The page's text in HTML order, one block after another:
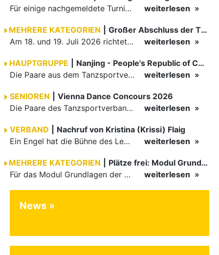
Für einige nachgemeldete Turniere im 2 Halbjahr sucht der ZWE noch Wertungsrichter.
weiterlesen
MEHRERE KATEGORIEN
Großer Abschluss der TBW-Trophy in Weinheim
Am 18. und 19. Juli 2026 richtete die Tanzsportabteilung (TSA) der TSG 1862 Weinheim das Abschlussturnier der diesjährigen TBW-Trophy-Serie aus. Zum traditionellen Saisonfinale kamen rund 400 Starts über…
weiterlesen
HAUPTGRUPPE
Nanjing - People's Republic of China
Die Paare aus dem Tanzsportverband Baden-Württemberg (TBW) haben beim hochklassig besetzten WDSF GrandSlam im chinesischen Nanjing wieder einmal auf internationalem Top-Niveau geglänzt. Das…
weiterlesen
SENIOREN
Vienna Dance Concours 2026
Die Paare des Tanzsportverbandes Baden-Württemberg (TBW) glänzten auf dem internationalen Parkett des Vienna Dance Concourse 2026 im Wiener Rathaus mit hervorragenden Platzierungen Ergebnisse unter: …
weiterlesen
VERBAND
Nachruf von Kristina (Krissi) Flaig
Ein Engel hat die Bühne des Lebens verlassen. Viel zu früh, plötzlich und für uns alle unfassbar, wurde unsere geliebte Kristina (Krissi) Flaig im Alter von 36 Jahren aus dem Leben gerissen. Das Tanzen…
weiterlesen
MEHRERE KATEGORIEN
Plätze frei: Modul Grundlagen
Für das Modul Grundlagen der Breitensportausbildung vom 10. bis 13. September an der Landessportschule Albstadt sind noch Plätze frei. Das Modul kann auch für den Lizenzerhalt (30 LE fachlich) genutzt…
weiterlesen
News